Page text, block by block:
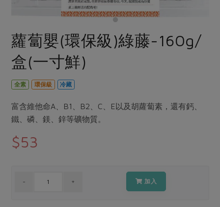
調味醬料/南北貨 烘焙
保健食品
家庭清潔 織品
防災用品
漬物
涼拌沙拉
飲品
主題食譜
異國料理
年菜食譜
議題活動
主婦聯盟X樂齡網特約優惠案
30%rPET紅烏龍茶
更多議題活動
傳到心坎裡，誠心又澎派
支持本土農糧
減添加物 減塑減廢
公益金
更多議題
生活者e週報
社員權益
合作社法規
選舉專區
最新消息
下載專區
蘿蔔嬰(環保級)綠藤-160g/
盒(一寸鮮)
全素 環保級 冷藏
富含維他命A、B1、B2、C、E以及胡蘿蔔素，還有鈣、
鐵、磷、鎂、鋅等礦物質。
$53
加入